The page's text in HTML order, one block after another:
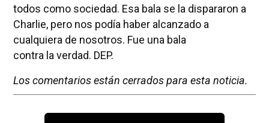
todos como sociedad. Esa bala se la dispararon a
Charlie, pero nos podía haber alcanzado a
cualquiera de nosotros. Fue una bala
contra la verdad. DEP.
Los comentarios están cerrados para esta noticia.